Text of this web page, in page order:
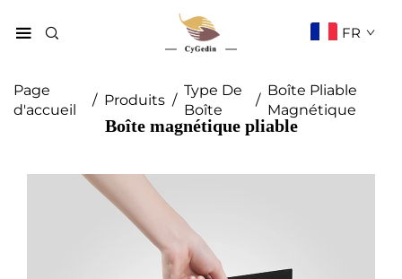
FR
Page
d'accueil
/ Produits /
Type De
Boîte
/
Boîte Pliable
Magnétique
Boîte magnétique pliable